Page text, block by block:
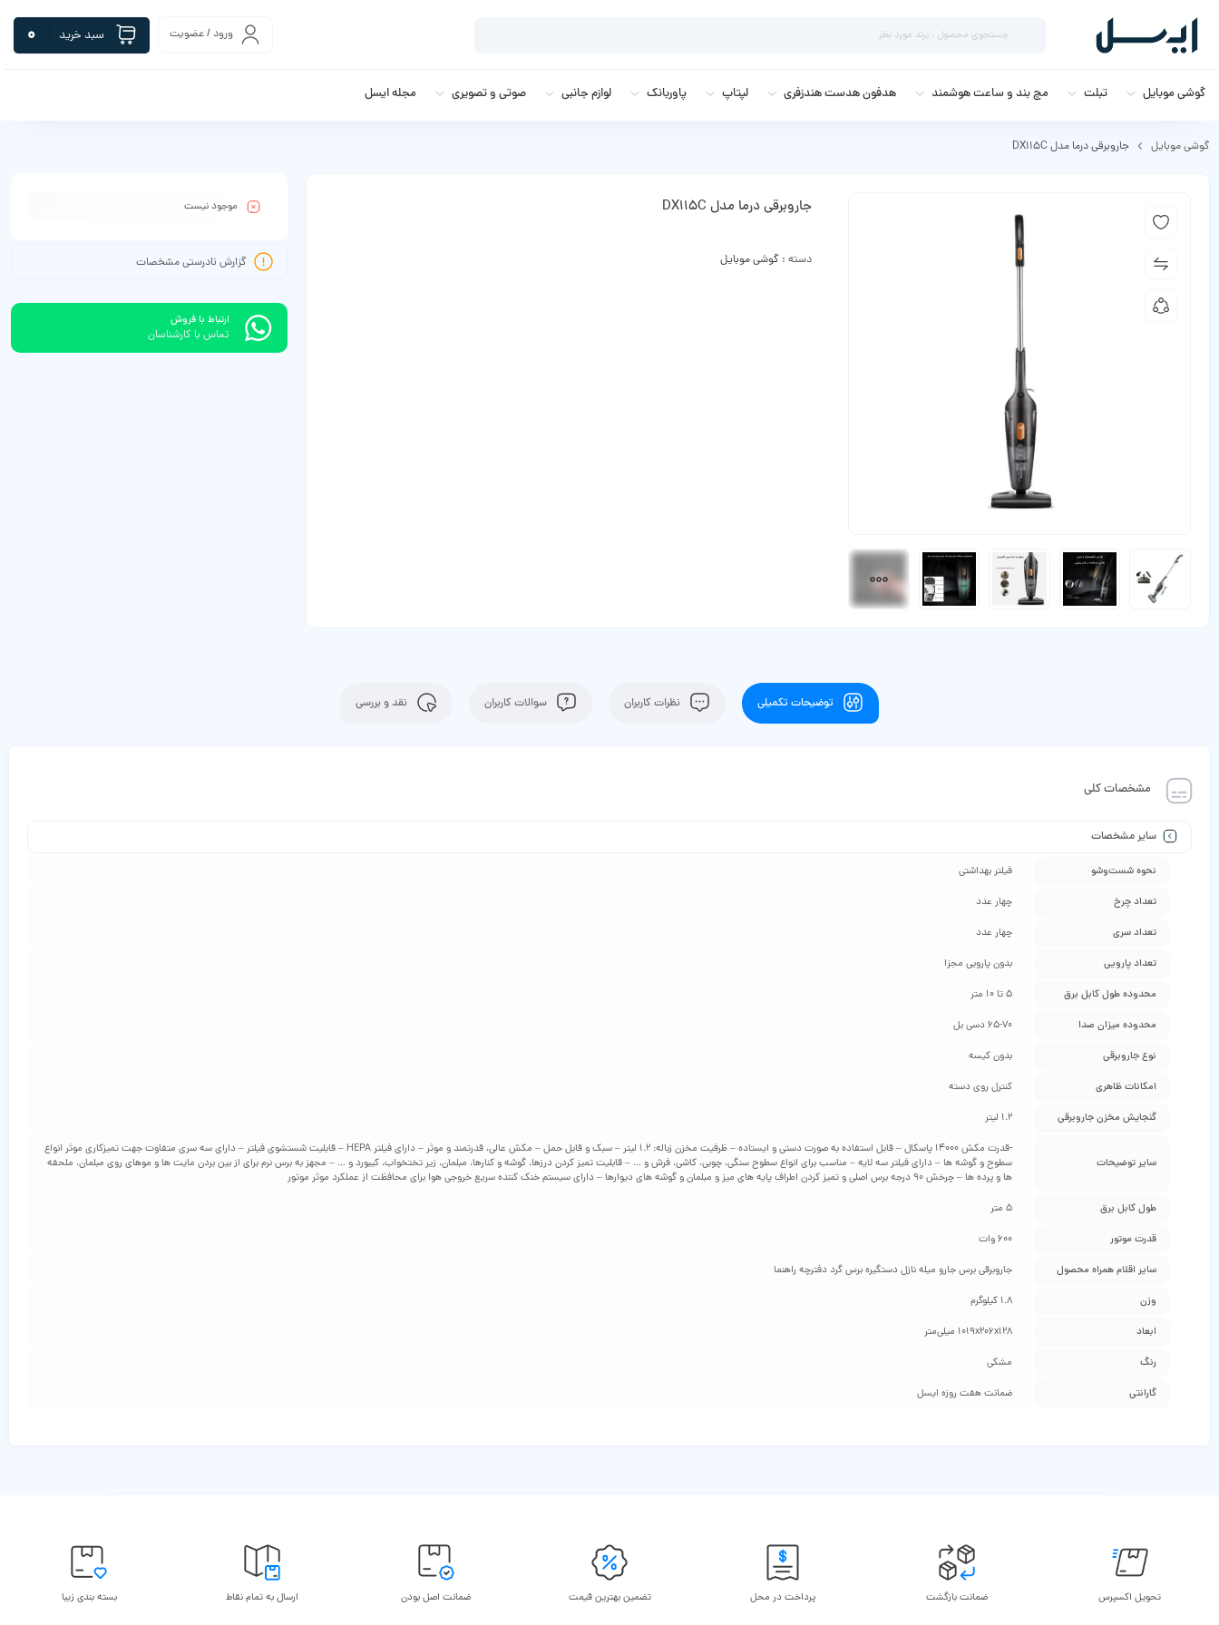
ورود / عضویت سبد خرید 0
گوشی موبایل تبلت مچ بند و ساعت هوشمند هدفون هدست هندزفری لپتاپ پاوربانک لوازم جانبی صوتی و تصویری مجله ایسل
گوشی موبایل جاروبرقی درما مدل DX115C
جاروبرقی درما مدل DX115C
دسته : گوشی موبایل
موجود نیست
گزارش نادرستی مشخصات
ارتباط با فروش
تماس با کارشناسان
توضیحات تکمیلی نظرات کاربران سوالات کاربران نقد و بررسی
مشخصات کلی
سایر مشخصات
نحوه شست‌وشو فیلتر بهداشتی
تعداد چرخ چهار عدد
تعداد سری چهار عدد
تعداد پارویی بدون پارویی مجزا
محدوده طول کابل برق ۵ تا ۱۰ متر
محدوده میزان صدا ۶۵-۷۰ دسی بل
نوع جاروبرقی بدون کیسه
امکانات ظاهری کنترل روی دسته
گنجایش مخزن جاروبرقی ۱.۲ لیتر
سایر توضیحات
-قدرت مکش ۱۴۰۰۰ پاسکال – قابل استفاده به صورت دستی و ایستاده – ظرفیت مخزن زباله: ۱.۲ لیتر – سبک و قابل حمل – مکش عالی، قدرتمند و موثر – دارای فیلتر HEPA – قابلیت شستشوی فیلتر – دارای سه سری متفاوت جهت تمیزکاری موثر انواع
سطوح و گوشه ها – دارای فیلتر سه لایه – مناسب برای انواع سطوح سنگی، چوبی، کاشی، فرش و … – قابلیت تمیز کردن درزها، گوشه و کنارها، مبلمان، زیر تختخواب، کیبورد و … – مجهز به برس نرم برای از بین بردن مایت ها و موهای روی مبلمان، ملحفه
ها و پرده ها – چرخش ۹۰ درجه برس اصلی و تمیز کردن اطراف پایه های میز و مبلمان و گوشه های دیوارها – دارای سیستم خنک کننده سریع خروجی هوا برای محافظت از عملکرد موثر موتور
طول کابل برق ۵ متر
قدرت موتور ۶۰۰ وات
سایر اقلام همراه محصول جاروبرقی برس جارو میله نازل دستگیره برس گرد دفترچه راهنما
وزن ۱.۸ کیلوگرم
ابعاد ۱۰۱۹x۲۰۶x۱۲۸ میلی‌متر
رنگ مشکی
گارانتی ضمانت هفت روزه ایسل
تحویل اکسپرس ضمانت بازگشت پرداخت در محل تضمین بهترین قیمت ضمانت اصل بودن ارسال به تمام نقاط بسته بندی زیبا